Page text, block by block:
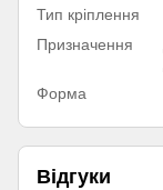
Тип кріплення
Призначення
Форма
Відгуки